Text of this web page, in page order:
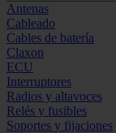
Antenas
Cableado
Cables de batería
Claxon
ECU
Interruptores
Radios y altavoces
Relés y fusibles
Soportes y fijaciones